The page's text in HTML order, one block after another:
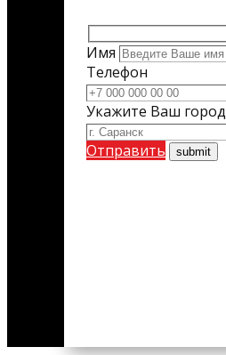
Имя
Телефон
Укажите Ваш город
Отправить